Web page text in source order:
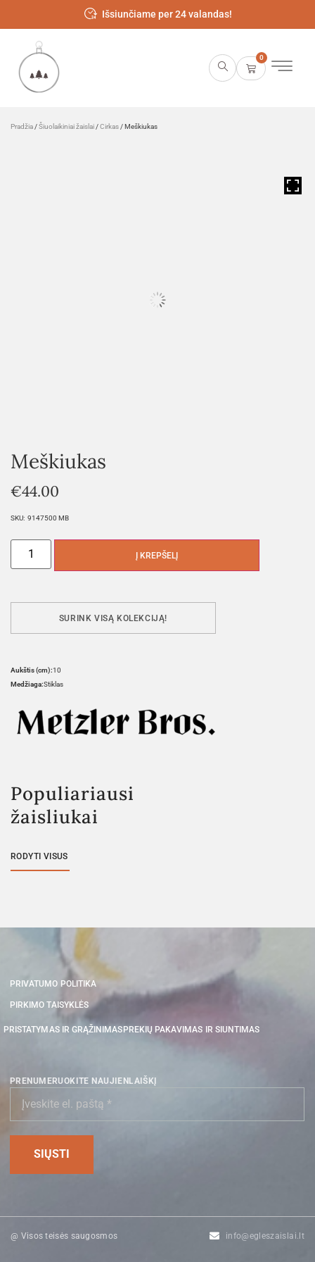
Išsiunčiame per 24 valandas!
0
Pradžia /Šiuolaikiniai žaislai /Cirkas / Meškiukas
Meškiukas
€44.00
SKU: 9147500 MB
Į KREPŠELĮ
SURINK VISĄ KOLEKCIJĄ!
Aukštis (cm):10
Medžiaga:Stiklas
Populiariausi
žaisliukai
RODYTI VISUS
PRIVATUMO POLITIKA
PIRKIMO TAISYKLĖS
PRISTATYMAS IR GRĄŽINIMAS PREKIŲ PAKAVIMAS IR SIUNTIMAS
PRENUMERUOKITE NAUJIENLAIŠKĮ
@ Visos teisės saugosmos info@egleszaislai.lt